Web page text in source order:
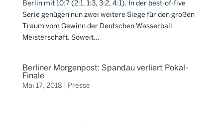
Berlin mit 10:7 (2:1, 1:3, 3:2, 4:1). In der best-of-five
Serie genügen nun zwei weitere Siege für den großen
Traum vom Gewinn der Deutschen Wasserball-
Meisterschaft. Soweit...
Berliner Morgenpost: Spandau verliert Pokal-
Finale
Mai 17, 2018 Presse